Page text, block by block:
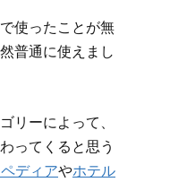
使ったことが無
普通に使えまし
リーによって、
ってくると思う
ディアやホテル